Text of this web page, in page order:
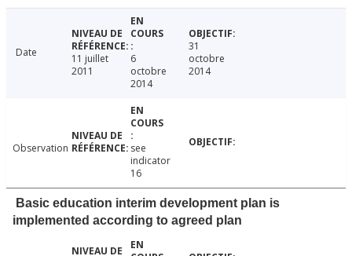
Date
11 juillet
2011
6
octobre
2014
31
octobre
2014
Observation
see
indicator
16
Basic education interim development plan is
implemented according to agreed plan